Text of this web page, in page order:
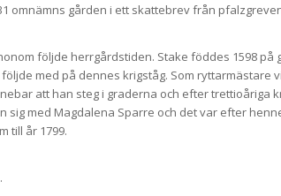
omnämns gården i ett skattebrev från
följde herrgårdstiden. Stake föddes 1598 på
med på dennes krigståg. Som ryttarmästare
att han steg i graderna och efter trettioåriga
med Magdalena Sparre och det var efter
till år 1799.